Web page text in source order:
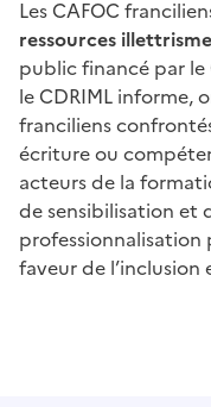
Les CAFOC
ressources
public financé par le
le CDRIML informe,
franciliens
écriture ou
acteurs de la
de sensibilisation et
professionnalisation
faveur de l’inclusion